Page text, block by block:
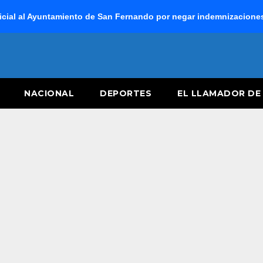
al Ayuntamiento de San Fernando por negar
NACIONAL DEPORTES EL LLAMADOR